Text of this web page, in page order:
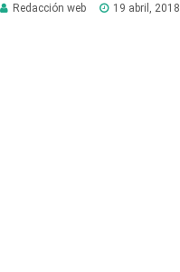
Redacción web 19 abril, 2018